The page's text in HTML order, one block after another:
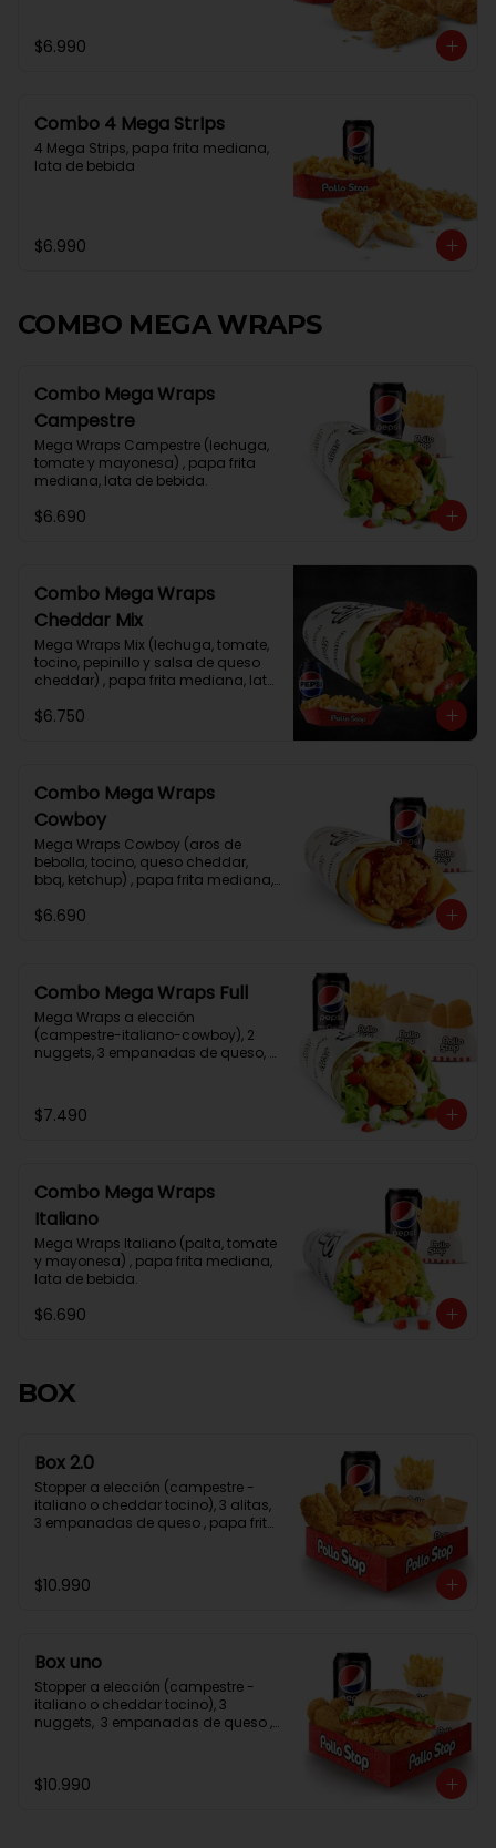
$6.990
Combo 4 Mega StrIps
4 Mega Strips, papa frita mediana,
lata de bebida
$6.990
COMBO MEGA WRAPS
Combo Mega Wraps
Campestre
Mega Wraps Campestre (lechuga,
tomate y mayonesa) , papa frita
mediana, lata de bebida.
$6.690
Combo Mega Wraps
Cheddar Mix
Mega Wraps Mix (lechuga, tomate,
tocino, pepinillo y salsa de queso
cheddar) , papa frita mediana, lata
$6.750
Combo Mega Wraps
Cowboy
Mega Wraps Cowboy (aros de
bebolla, tocino, queso cheddar,
bbq, ketchup) , papa frita mediana,
$6.690
Combo Mega Wraps Full
Mega Wraps a elección
(campestre-italiano-cowboy), 2
nuggets, 3 empanadas de queso,
$7.490
Combo Mega Wraps
Italiano
Mega Wraps Italiano (palta, tomate
y mayonesa) , papa frita mediana,
lata de bebida.
$6.690
BOX
Box 2.0
Stopper a elección (campestre -
italiano o cheddar tocino), 3 alitas,
3 empanadas de queso , papa frita
$10.990
Box uno
Stopper a elección (campestre -
italiano o cheddar tocino), 3
nuggets,  3 empanadas de queso ,
$10.990